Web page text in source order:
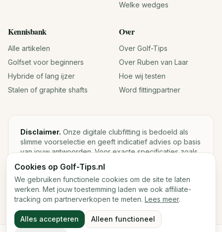
Welke wedges
Kennisbank
Alle artikelen
Golfset voor beginners
Hybride of lang ijzer
Stalen of graphite shafts
Over
Over Golf-Tips
Over Ruben van Laar
Hoe wij testen
Word fittingpartner
Disclaimer. Onze digitale clubfitting is bedoeld als
slimme voorselectie en geeft indicatief advies op basis
van jouw antwoorden. Voor exacte specificaties zoals
loft, lie, shaftgewicht en swingweight blijft een fysieke
fitting met launch monitor de beste keuze.
2026Golf-Tips.nl — Het slimste golfadviesplatform van
Nederland.
Cookies op Golf-Tips.nl
We gebruiken functionele cookies om de site te laten
werken. Met jouw toestemming laden we ook affiliate-
tracking om partnerverkopen te meten. Lees meer.
Alles accepteren Alleen functioneel